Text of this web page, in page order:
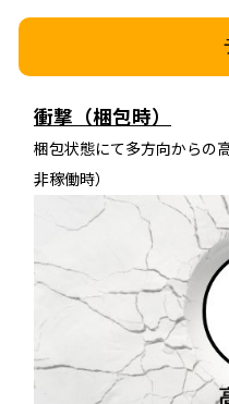
衝撃（梱包時）
梱包状態にて多方向からの
非稼働時）